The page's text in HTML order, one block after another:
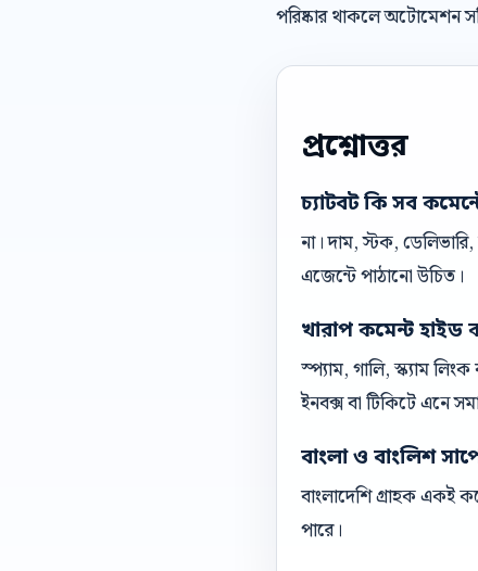
পরিষ্কার থাকলে অটোমেশন
প্রশ্নোত্তর
চ্যাটবট কি সব
না। দাম, স্টক,
এজেন্টে পাঠানো উচিত।
খারাপ কমেন্ট হাইড
স্প্যাম, গালি, স্ক্যাম
ইনবক্স বা টিকিটে এনে
বাংলা ও বাংলিশ
বাংলাদেশি গ্রাহক একই
পারে।